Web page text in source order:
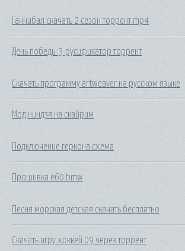
Ганнибал скачать 2 сезон торрент mp4
День победы 3 русификатор торрент
Скачать программу artweaver на русском языке
Мод ниндзя на скайрим
Подключение геркона схема
Прошивка e60 bmw
Песня морская детская скачать бесплатно
Скачать игру хоккей 09 через торрент